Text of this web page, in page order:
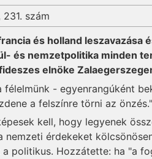
231. szám
és holland leszavazása
és nemzetpolitika minden
elnöke
félelmünk - egyenrangúként
a felszínre törni az önzés."
kell, hogy legyenek
nemzeti érdekeket
politikus. Hozzátette: ha "a